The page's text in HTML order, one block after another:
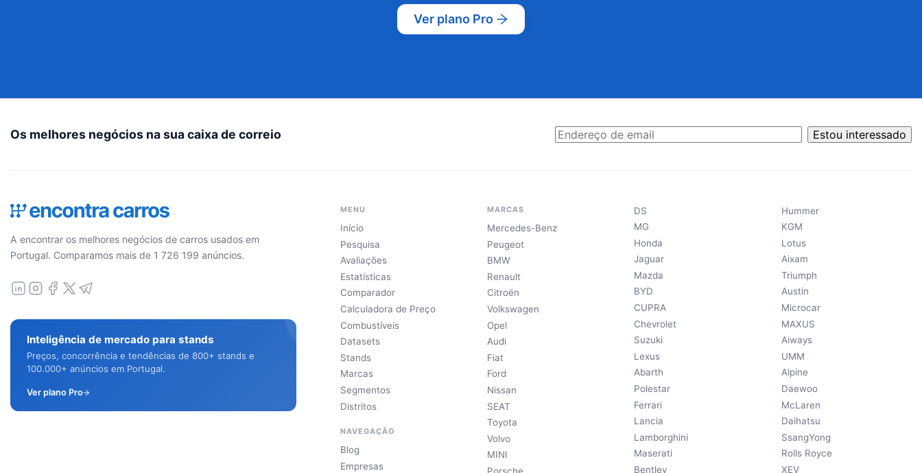
Ver plano Pro
Os melhores negócios na sua caixa de correio Estou interessado
A encontrar os melhores negócios de carros usados em
Portugal. Comparamos mais de 1 726 199 anúncios.
Inteligência de mercado para stands
Preços, concorrência e tendências de 800+ stands e
100.000+ anúncios em Portugal.
Ver plano Pro
MENU
Início
Pesquisa
Avaliações
Estatísticas
Comparador
Calculadora de Preço
Combustíveis
Datasets
Stands
Marcas
Segmentos
Distritos
NAVEGAÇÃO
Blog
Empresas
MARCAS
Mercedes-Benz
Peugeot
BMW
Renault
Citroën
Volkswagen
Opel
Audi
Fiat
Ford
Nissan
SEAT
Toyota
Volvo
MINI
DS
MG
Honda
Jaguar
Mazda
BYD
CUPRA
Chevrolet
Suzuki
Lexus
Abarth
Polestar
Ferrari
Lancia
Lamborghini
Maserati
Bentley
Hummer
KGM
Lotus
Aixam
Triumph
Austin
Microcar
MAXUS
Aiways
UMM
Alpine
Daewoo
McLaren
Daihatsu
SsangYong
Rolls Royce
XEV